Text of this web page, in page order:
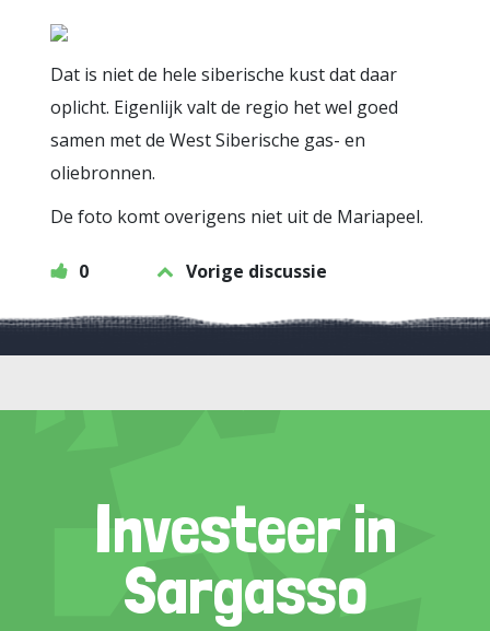
Dat is niet de hele siberische kust dat daar
oplicht. Eigenlijk valt de regio het wel goed
samen met de West Siberische gas- en
oliebronnen.
De foto komt overigens niet uit de Mariapeel.
0 Vorige discussie
Investeer in
Sargasso